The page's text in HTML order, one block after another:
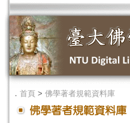
． 首頁 > 佛學著者規範資料庫